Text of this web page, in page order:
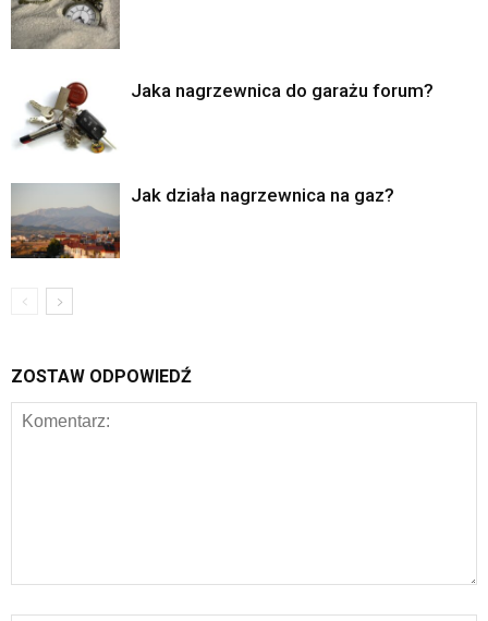
Jaka nagrzewnica do garażu forum?
Jak działa nagrzewnica na gaz?
ZOSTAW ODPOWIEDŹ